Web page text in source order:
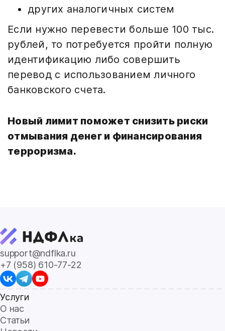
других аналогичных систем
Если нужно перевести больше 100 тыс.
рублей, то потребуется пройти полную
идентификацию либо совершить
перевод с использованием личного
банковского счета.
Новый лимит поможет снизить риски
отмывания денег и финансирования
терроризма.
support@ndflka.ru
+7 (958) 610-77-22
Услуги
О нас
Статьи